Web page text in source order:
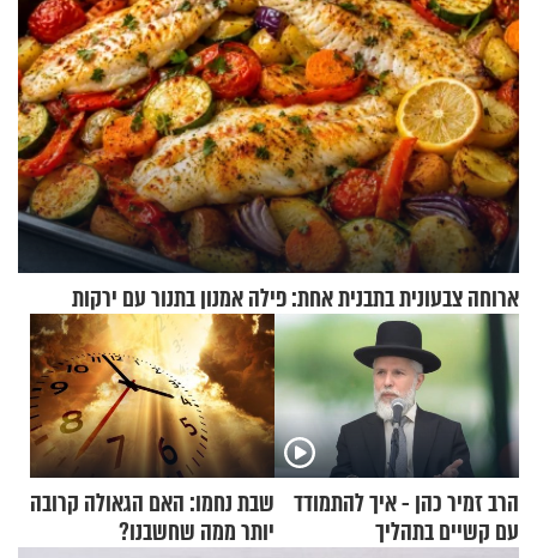
ארוחה צבעונית בתבנית אחת: פילה אמנון בתנור עם ירקות
הרב זמיר כהן - איך להתמודד
עם קשיים בתהליך
שבת נחמו: האם הגאולה קרובה
יותר ממה שחשבנו?